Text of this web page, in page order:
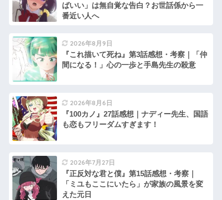
ばいい」は無自覚な告白？お世話係から一
番近い人へ
2026年8月9日
『これ描いて死ね』第3話感想・考察｜「仲
間になる！」心の一歩と手島先生の殺意
2026年8月6日
『100カノ』27話感想｜ナディー先生、国語
も恋もフリーダムすぎます！
2026年7月27日
『正反対な君と僕』第15話感想・考察｜
「ミユもここにいたら」が家族の風景を変
えた元日